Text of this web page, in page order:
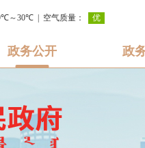
政务公开 政